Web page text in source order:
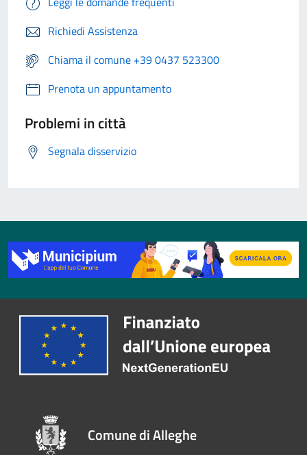
Richiedi Assistenza
Chiama il comune +39 0437 523300
Prenota un appuntamento
Problemi in città
Segnala disservizio
Comune di Alleghe